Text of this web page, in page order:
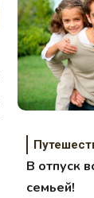
В отпуск
семьей!